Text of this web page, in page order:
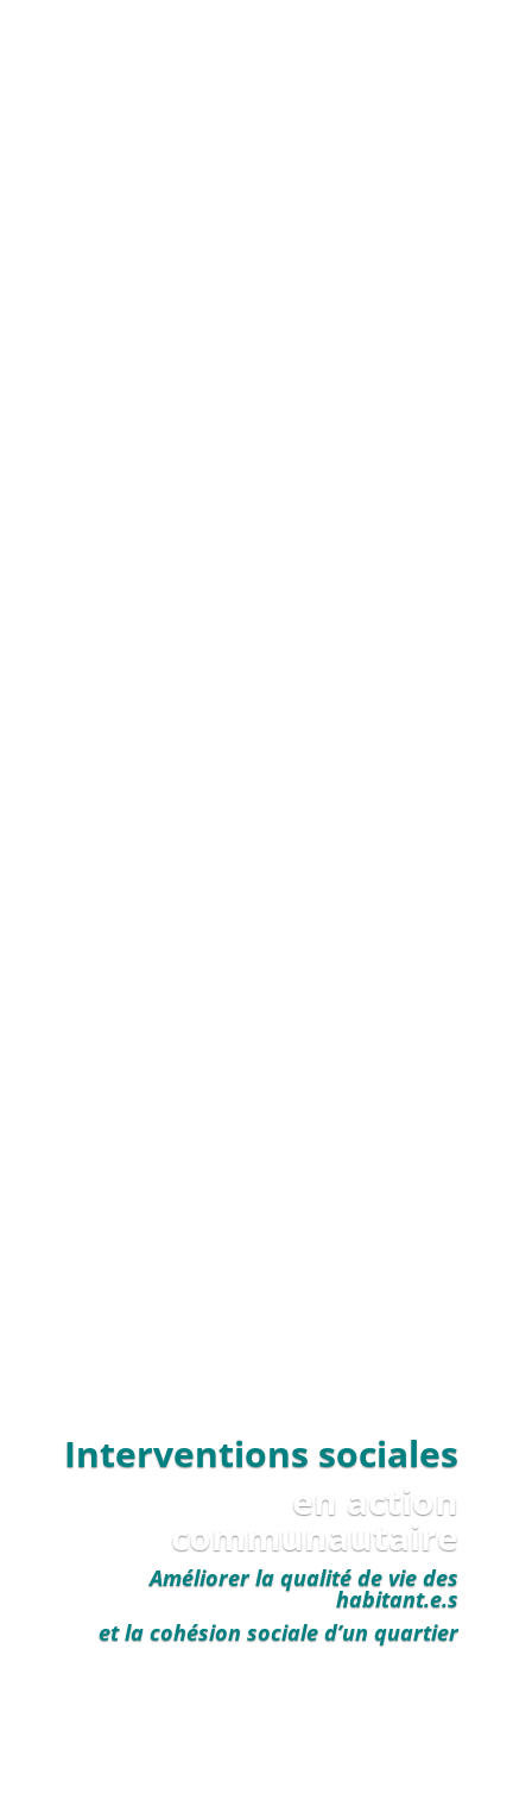
Interventions sociales
en action
communautaire
Améliorer la qualité de vie des
habitant.e.s
et la cohésion sociale d’un quartier